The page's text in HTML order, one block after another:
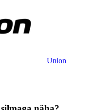
Union